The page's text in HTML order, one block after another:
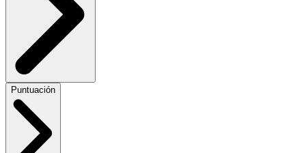
Puntuación